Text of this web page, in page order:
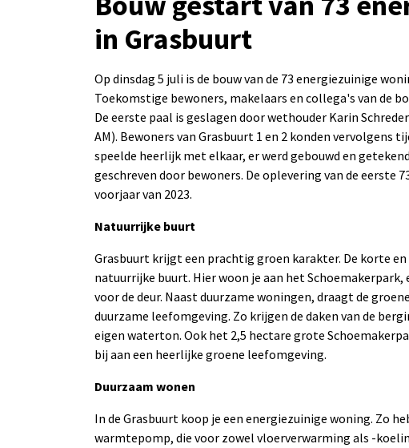
in Grasbuurt
Op dinsdag 5 juli is de bouw van de 73 energiezuinige
Toekomstige bewoners, makelaars en collega's van de
De eerste paal is geslagen door wethouder Karin
AM). Bewoners van Grasbuurt 1 en 2 konden vervolgens
speelde heerlijk met elkaar, er werd gebouwd en
geschreven door bewoners. De oplevering van de eerste
voorjaar van 2023.
Natuurrijke buurt
Grasbuurt krijgt een prachtig groen karakter. De korte
natuurrijke buurt. Hier woon je aan het
voor de deur. Naast duurzame woningen, draagt de
duurzame leefomgeving. Zo krijgen de daken van de
eigen waterton. Ook het 2,5 hectare grote
bij aan een heerlijke groene leefomgeving.
Duurzaam wonen
In de Grasbuurt koop je een energiezuinige woning. Zo
warmtepomp, die voor zowel vloerverwarming als -